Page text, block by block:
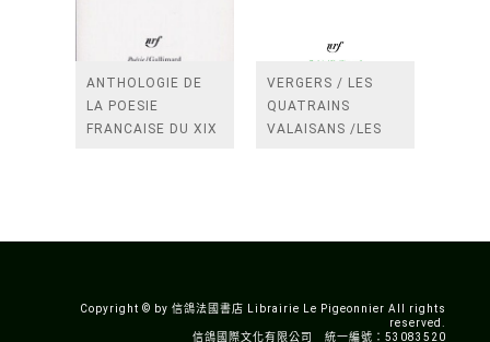
ANTHOLOGIE DE
LA POESIE
FRANCAISE DU XIX
VERGERS / LES
QUATRAINS
VALAISANS /LES
Copyright © by 信鴿法國書店 Librairie Le Pigeonnier All rights
reserved.
信鴿國際文化有限公司 統一編號：53083520